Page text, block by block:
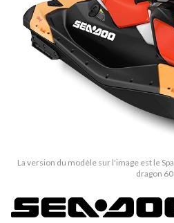
La version du modèle sur l'image est le
dragon 60